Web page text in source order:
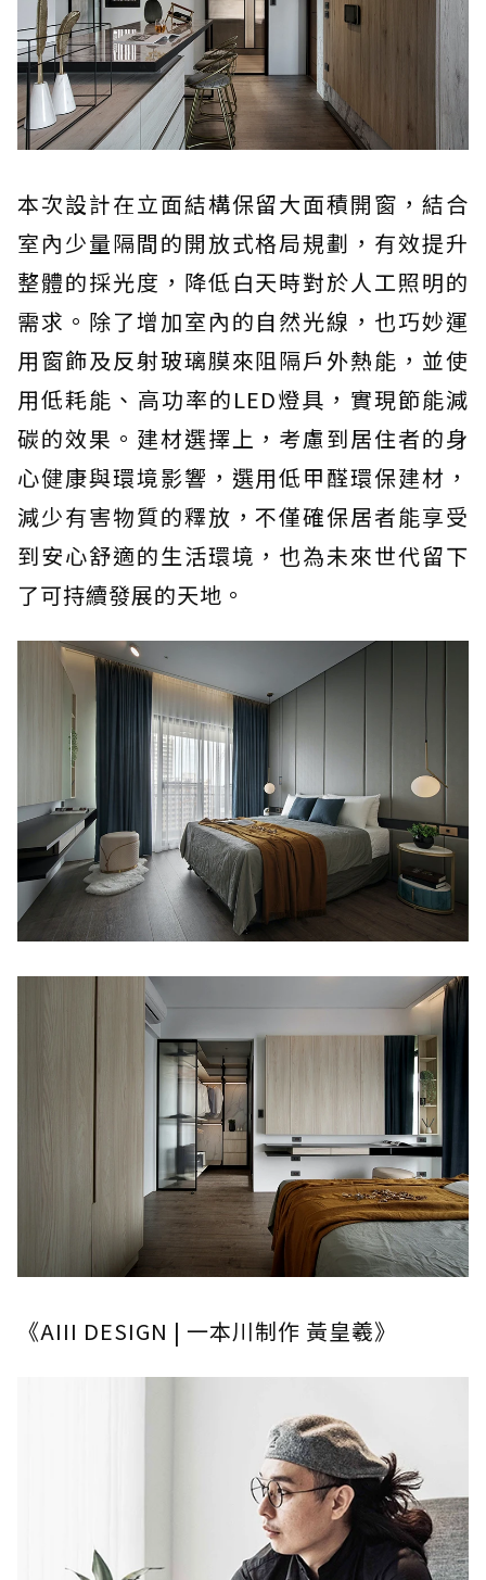
本次設計在立面結構保留大面積開窗，結合
室內少量隔間的開放式格局規劃，有效提升
整體的採光度，降低白天時對於人工照明的
需求。除了增加室內的自然光線，也巧妙運
用窗飾及反射玻璃膜來阻隔戶外熱能，並使
用低耗能、高功率的LED燈具，實現節能減
碳的效果。建材選擇上，考慮到居住者的身
心健康與環境影響，選用低甲醛環保建材，
減少有害物質的釋放，不僅確保居者能享受
到安心舒適的生活環境，也為未來世代留下
了可持續發展的天地。
《AIII DESIGN | 一本川制作 黃皇羲》